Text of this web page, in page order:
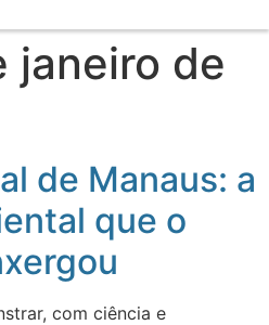
janeiro de
de Manaus: a
que o
com ciência e